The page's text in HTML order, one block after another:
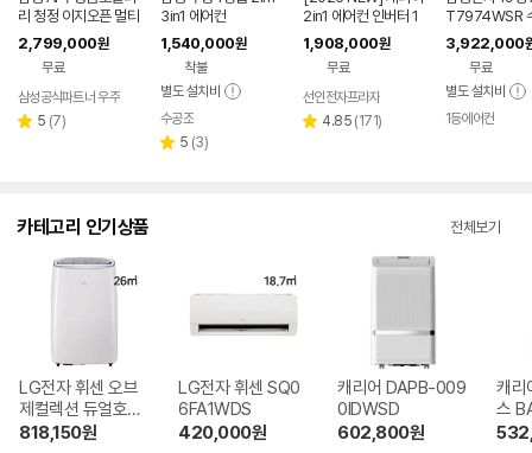
리 청정 이지오픈 멀티
형 에어컨 AF80F17D
22WRS 기본설치포
2,799,000원
무료
삼성공식파트너 우주
별 5 리
(7)
3in1 에어컨
1,540,000원
착불
별도 설치비
페이
수공조
별 5 리
(3)
2in1 에어컨 인버터 1
등급 멀티형 wifi 17평
+6평 투인원 전국 설
치비포함
1,908,000원
무료
선인전자프라자
별 4.85 리
(171)
T7974WSR
기본설치 포함
에어컨
3,922,000
무료
별도 설치비
1등에어컨
카테고리 인기상품 전체보기
LG전자 휘센 오브
제컬렉션 듀얼호스
PQ08FDWBS
818,150원
LG전자 휘센 SQ0
6FA1WDS
420,000원
캐리어 DAPB-009
0IDWSD
602,800원
캐리
스